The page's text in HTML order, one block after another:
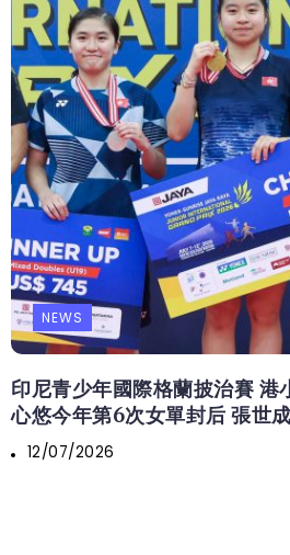
NEWS
印尼青少年國際格蘭披治賽 港
心悠今年第6次女單封后 張世
12/07/2026